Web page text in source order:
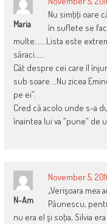
Maria
Nu simţiţi oare
în suflete se
multe…….Lista este
săraci……
Cât despre cei care îl
sub soare….Nu zicea
pe ei”.
Cred că acolo unde s-a
înaintea lui va “pune” de
N-Am
November 5,
„Verişoara
Păunescu,
nu era el şi soţia, Silvia